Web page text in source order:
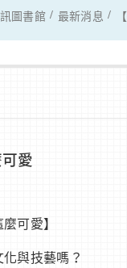
圖書館 最新消息
愛
可愛】
與技藝嗎？